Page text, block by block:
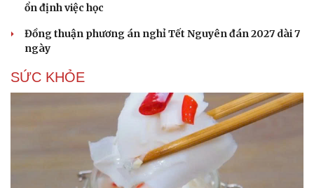
ổn định việc học
Đồng thuận phương án nghỉ Tết Nguyên đán 2027 dài 7
ngày
SỨC KHỎE